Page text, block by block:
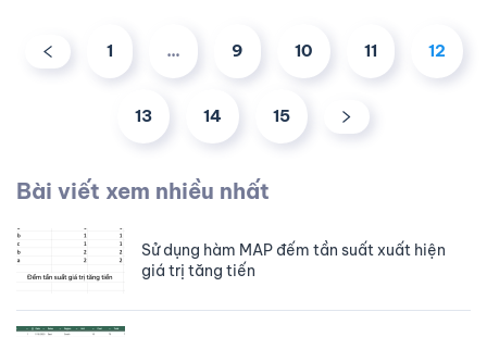
1 … 9 10 11 12
13 14 15
Bài viết xem nhiều nhất
Sử dụng hàm MAP đếm tần suất xuất hiện
giá trị tăng tiến